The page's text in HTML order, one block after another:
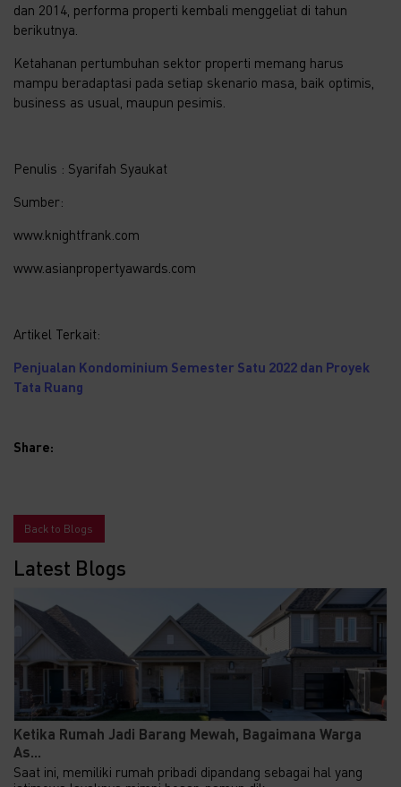
dan 2014, performa properti kembali menggeliat di tahun
berikutnya.
Ketahanan pertumbuhan sektor properti memang harus
mampu beradaptasi pada setiap skenario masa, baik optimis,
business as usual, maupun pesimis.
Penulis : Syarifah Syaukat
Sumber:
www.knightfrank.com
www.asianpropertyawards.com
Artikel Terkait:
Penjualan Kondominium Semester Satu 2022 dan Proyek
Tata Ruang
Share:
Back to Blogs
Latest Blogs
Ketika Rumah Jadi Barang Mewah, Bagaimana Warga
As...
Saat ini, memiliki rumah pribadi dipandang sebagai hal yang